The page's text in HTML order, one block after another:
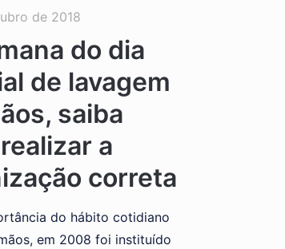
de 2018
do dia
de lavagem
saiba
a
correta
do hábito cotidiano
em 2008 foi instituído